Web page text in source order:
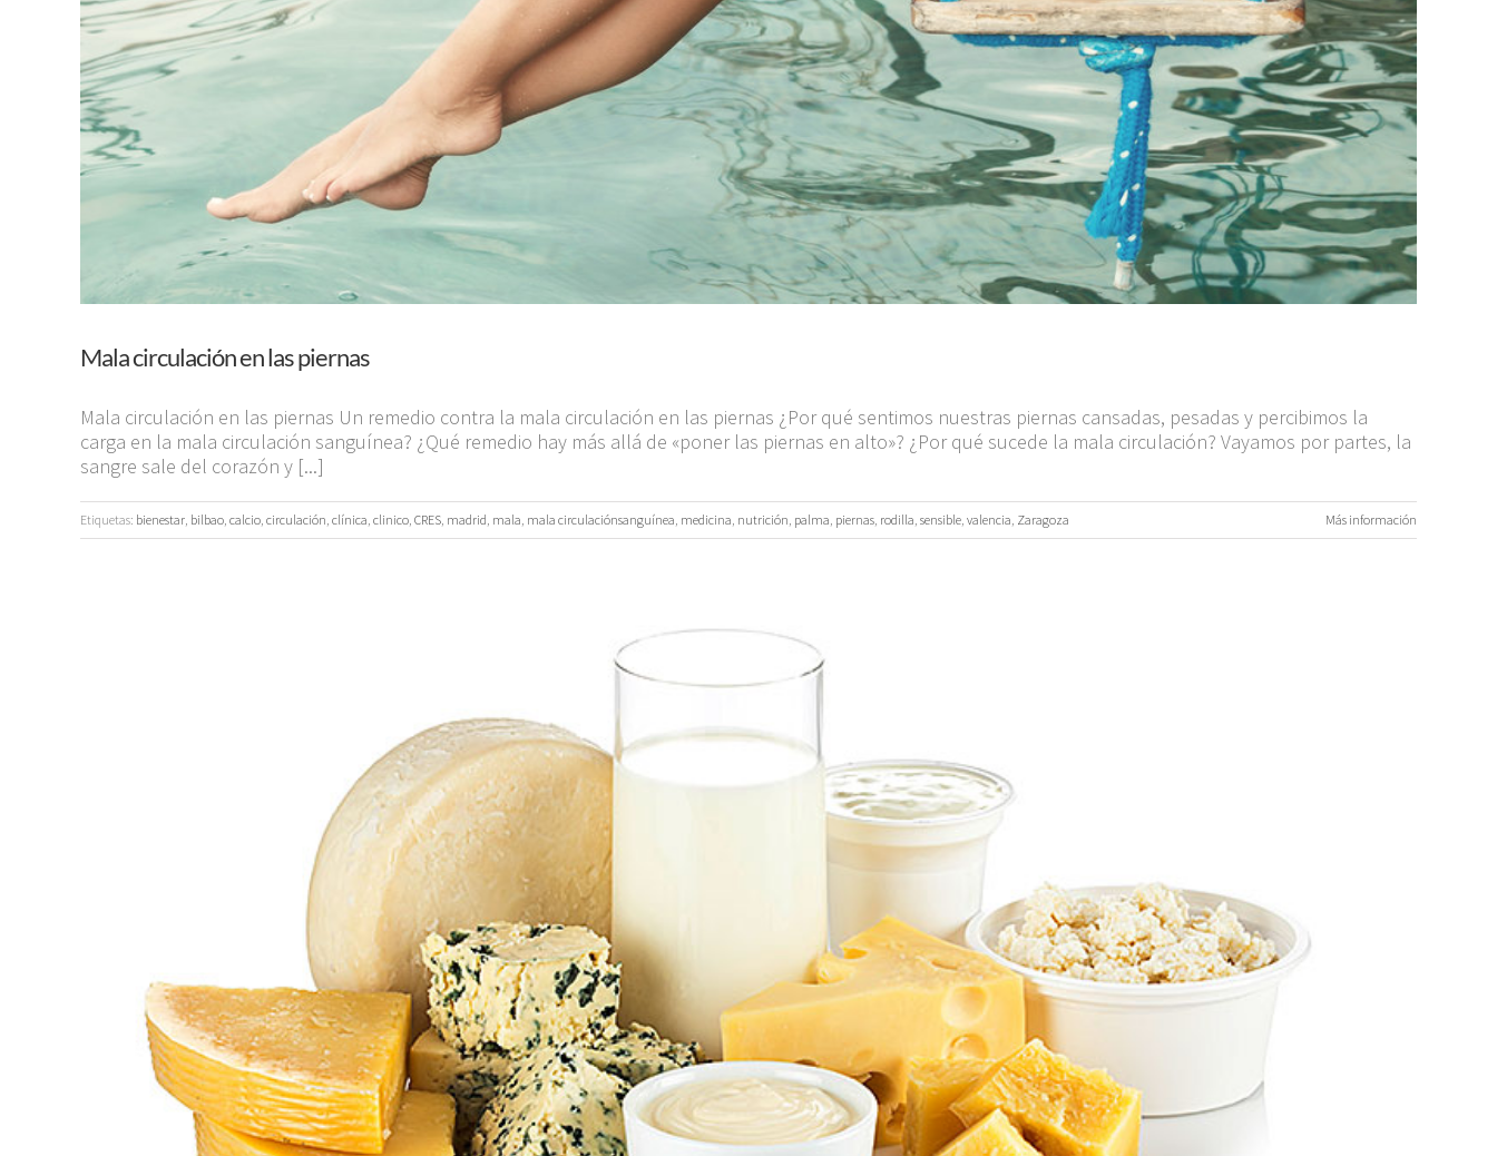
Mala circulación en las piernas
Mala circulación en las piernas Un remedio contra la mala circulación en las piernas ¿Por qué sentimos nuestras piernas cansadas, pesadas y percibimos la
carga en la mala circulación sanguínea? ¿Qué remedio hay más allá de «poner las piernas en alto»? ¿Por qué sucede la mala circulación? Vayamos por partes, la
sangre sale del corazón y [...]
Etiquetas: bienestar, bilbao, calcio, circulación, clínica, clinico, CRES, madrid, mala, mala circulaciónsanguínea, medicina, nutrición, palma, piernas, rodilla, sensible, valencia, Zaragoza Más información